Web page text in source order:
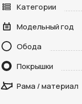
Категории
Модельный год
Обода
Покрышки
Рама / материал
согласие на обработку